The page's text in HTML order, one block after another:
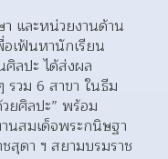
และหน่วยงานด้าน
เฟ้นหานักเรียน
ลปะ ได้ส่งผล
รวม 6 สาขา ในธีม
ยศิลปะ” พร้อม
านสมเด็จพระกนิษฐา
สุดา ฯ สยามบรมราช